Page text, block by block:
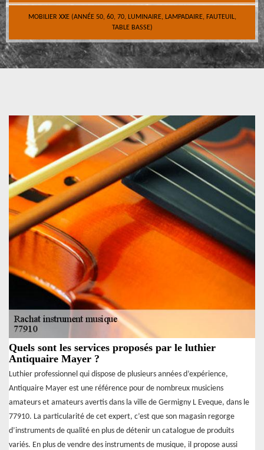
MOBILIER XXE (ANNÉE 50, 60, 70, LUMINAIRE, LAMPADAIRE, FAUTEUIL,
TABLE BASSE)
Quels sont les services proposés par le luthier
Antiquaire Mayer ?
Luthier professionnel qui dispose de plusieurs années d’expérience,
Antiquaire Mayer est une référence pour de nombreux musiciens
amateurs et amateurs avertis dans la ville de Germigny L Eveque, dans le
77910. La particularité de cet expert, c’est que son magasin regorge
d’instruments de qualité en plus de détenir un catalogue de produits
variés. En plus de vendre des instruments de musique, il propose aussi